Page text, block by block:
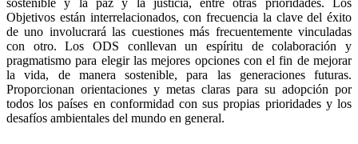
Objetivos están interrelacionados, con frecuencia la clave del éxito
de uno involucrará las cuestiones más frecuentemente vinculadas
con otro. Los ODS conllevan un espíritu de colaboración y
pragmatismo para elegir las mejores opciones con el fin de mejorar
la vida, de manera sostenible, para las generaciones futuras.
Proporcionan orientaciones y metas claras para su adopción por
todos los países en conformidad con sus propias prioridades y los
desafíos ambientales del mundo en general.